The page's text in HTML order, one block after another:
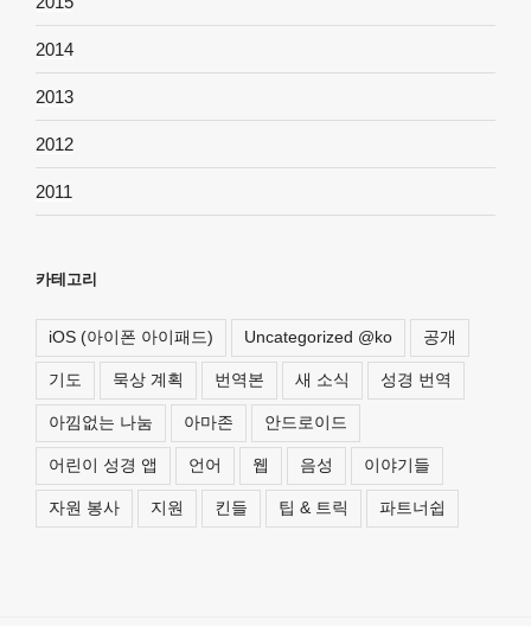
2014
2013
2012
2011
카테고리
iOS (아이폰 아이패드) Uncategorized @ko 공개
기도 묵상 계획 번역본 새 소식 성경 번역
아낌없는 나눔 아마존 안드로이드
어린이 성경 앱 언어 웹 음성 이야기들
자원 봉사 지원 킨들 팁 & 트릭 파트너쉽